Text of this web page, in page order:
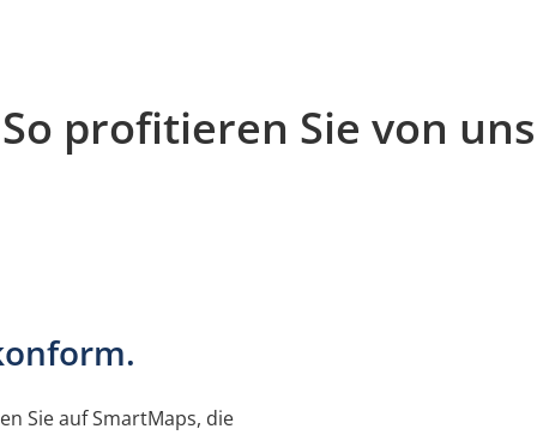
So profitieren Sie von uns
Sie auf SmartMaps, die